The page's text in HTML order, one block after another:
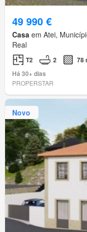
49 990 €
Casa em Atei,
Real
T2 2
78
Há 30+ dias
PROPERSTAR
Novo